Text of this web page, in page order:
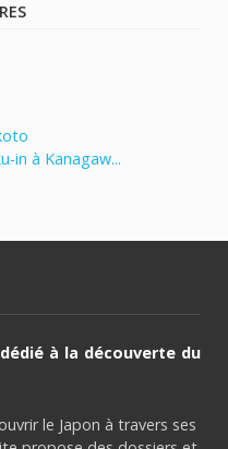
in à Kanagaw...
à la découverte du
le Japon à travers ses